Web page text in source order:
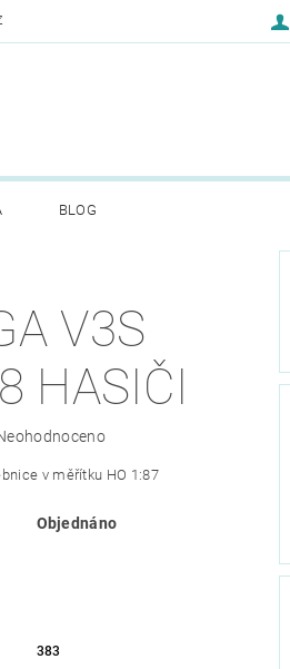
BLOG
V3S
CAS 8 HASIČI
v měřítku HO 1:87
Objednáno
383